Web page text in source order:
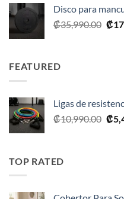
Disco para
₡35,990.00 El
₡
FEATURED
Ligas de
₡10,990.00 El
₡
TOP RATED